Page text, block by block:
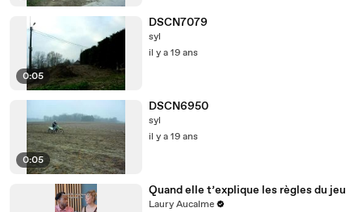
0:05
DSCN7079
syl
il y a 19 ans
0:05
DSCN6950
syl
il y a 19 ans
Quand elle t’explique les règles du jeu
Laury Aucalme